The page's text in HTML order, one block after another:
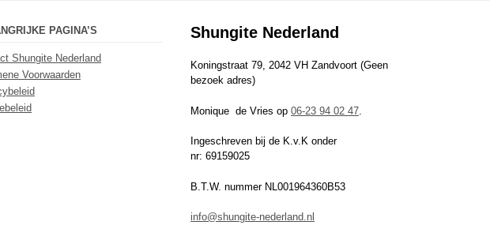
PAGINA’S
Shungite Nederland
Voorwaarden
Shungite Nederland
Koningstraat 79, 2042 VH Zandvoort (Geen
bezoek adres)
Monique de Vries op 06-23 94 02 47
Ingeschreven bij de K.v.K onder
nr: 69159025
B.T.W. nummer NL001964360B53
info@shungite-nederland.nl